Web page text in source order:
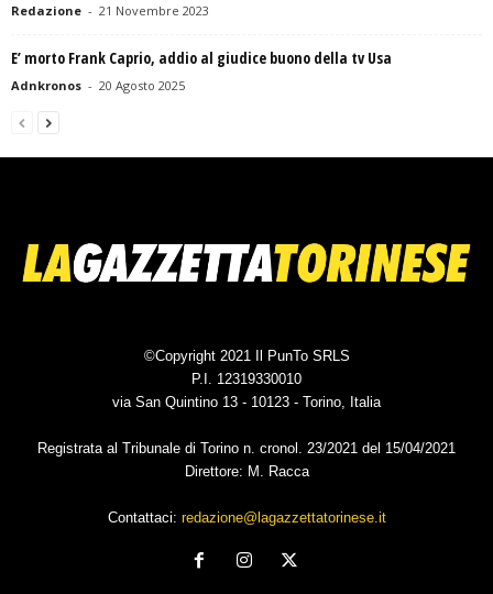
Redazione - 21 Novembre 2023
E’ morto Frank Caprio, addio al giudice buono della tv Usa
Adnkronos - 20 Agosto 2025
©Copyright 2021 Il PunTo SRLS
P.I. 12319330010
via San Quintino 13 - 10123 - Torino, Italia
Registrata al Tribunale di Torino n. cronol. 23/2021 del 15/04/2021
Direttore: M. Racca
Contattaci: redazione@lagazzettatorinese.it